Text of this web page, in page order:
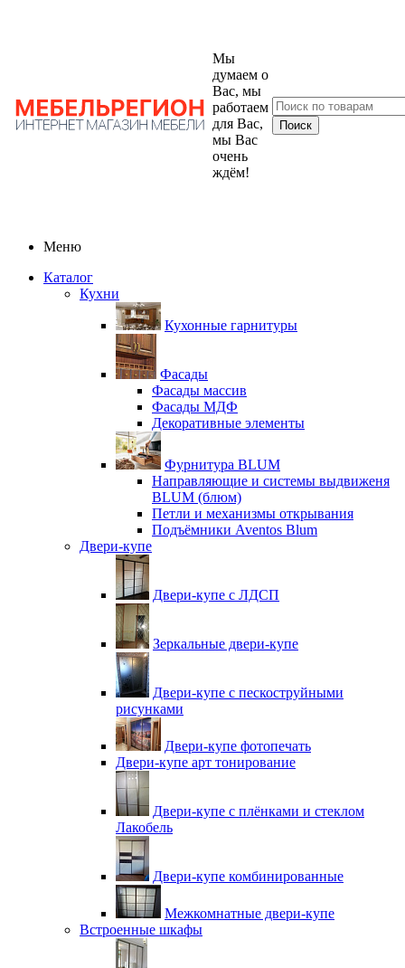
Мы
думаем о
Вас, мы
работаем
для Вас,
мы Вас
очень
ждём!
Меню
Каталог
Кухни
Кухонные гарнитуры
Фасады
Фасады массив
Фасады МДФ
Декоративные элементы
Фурнитура BLUM
Направляющие и системы выдвиженя
BLUM (блюм)
Петли и механизмы открывания
Подъёмники Aventos Blum
Двери-купе
Двери-купе с ЛДСП
Зеркальные двери-купе
Двери-купе с пескоструйными
рисунками
Двери-купе фотопечать
Двери-купе арт тонирование
Двери-купе с плёнками и стеклом
Лакобель
Двери-купе комбинированные
Межкомнатные двери-купе
Встроенные шкафы